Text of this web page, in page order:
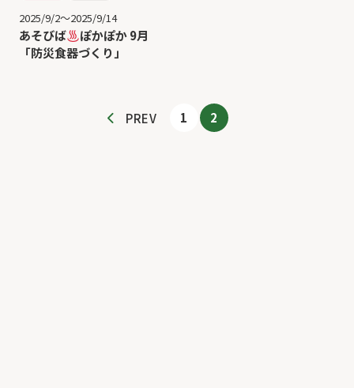
2025/9/2～2025/9/14
あそびば
ぽかぽか 9月
「防災食器づくり」
PREV 1 2